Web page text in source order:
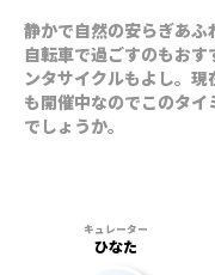
静かで自然の安らぎあふ
自転車で過ごすのもお
ンタサイクルもよし。
も開催中なのでこのタ
でしょうか。
ひなた